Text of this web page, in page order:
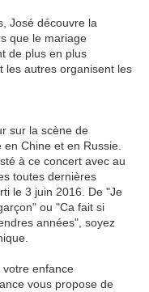
José découvre la
que le mariage
de plus en plus
les autres organisent les
sur la scène de
Chine et en Russie.
à ce concert avec au
toutes dernières
le 3 juin 2016. De "Je
ou "Ca fait si
années", soyez
enfance
vous propose de